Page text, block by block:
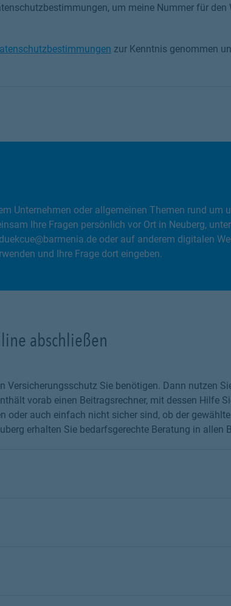
um meine Nummer für den
zur Kenntnis genommen und
zur Kenntnis genommen
Unternehmen oder allgemeinen Themen rund um
Ihre Fragen persönlich vor Ort in Neuberg,
oder auf anderem digitalen
und Ihre Frage dort eingeben.
abschließen
Versicherungsschutz Sie benötigen. Dann nutzen
vorab einen Beitragsrechner, mit dessen Hilfe
oder auch einfach nicht sicher sind, ob der
erhalten Sie bedarfsgerechte Beratung in allen